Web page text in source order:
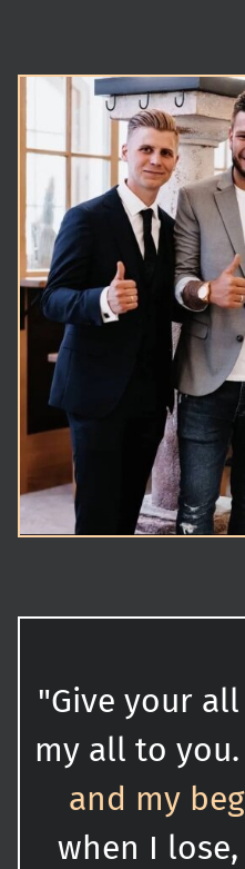
"Give your
my all to you.
and my
when I